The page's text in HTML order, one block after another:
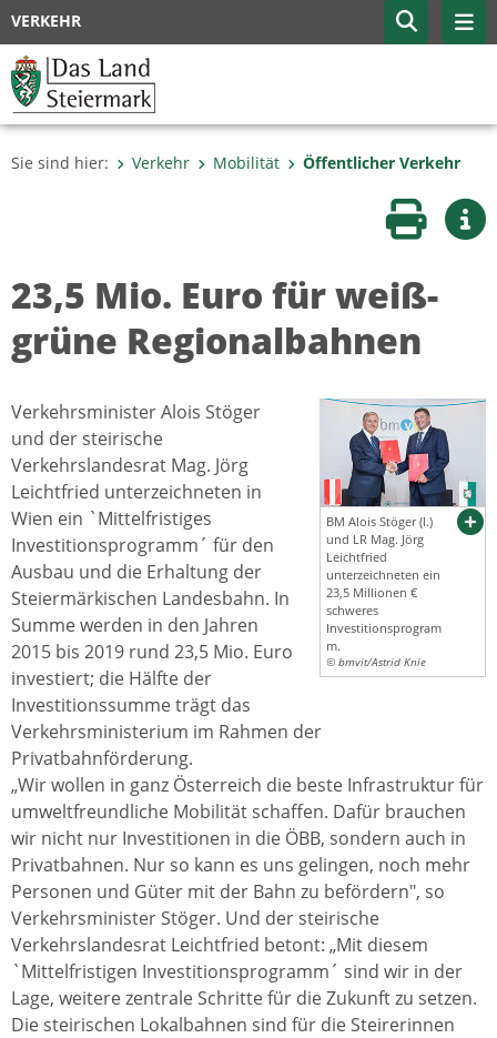
VERKEHR
Sie sind hier: Verkehr Mobilität Öffentlicher Verkehr
Seite
23,5 Mio. Euro für weiß-
grüne Regionalbahnen
BM Alois Stöger (l.)
und LR Mag. Jörg
Leichtfried
unterzeichneten ein
23,5 Millionen €
schweres
Investitionsprogram
m.
© bmvit/Astrid Knie
Verkehrsminister Alois Stöger
und der steirische
Verkehrslandesrat Mag. Jörg
Leichtfried unterzeichneten in
Wien ein `Mittelfristiges
Investitionsprogramm´ für den
Ausbau und die Erhaltung der
Steiermärkischen Landesbahn. In
Summe werden in den Jahren
2015 bis 2019 rund 23,5 Mio. Euro
investiert; die Hälfte der
Investitionssumme trägt das
Verkehrsministerium im Rahmen der
Privatbahnförderung.
„Wir wollen in ganz Österreich die beste Infrastruktur für
umweltfreundliche Mobilität schaffen. Dafür brauchen
wir nicht nur Investitionen in die ÖBB, sondern auch in
Privatbahnen. Nur so kann es uns gelingen, noch mehr
Personen und Güter mit der Bahn zu befördern", so
Verkehrsminister Stöger. Und der steirische
Verkehrslandesrat Leichtfried betont: „Mit diesem
`Mittelfristigen Investitionsprogramm´ sind wir in der
Lage, weitere zentrale Schritte für die Zukunft zu setzen.
Die steirischen Lokalbahnen sind für die Steirerinnen